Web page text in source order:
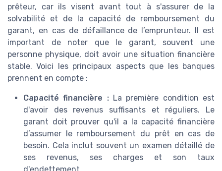
prêteur, car ils visent avant tout à s'assurer de la
solvabilité et de la capacité de remboursement du
garant, en cas de défaillance de l’emprunteur. Il est
important de noter que le garant, souvent une
personne physique, doit avoir une situation financière
stable. Voici les principaux aspects que les banques
prennent en compte :
Capacité financière :La première condition est
d'avoir des revenus suffisants et réguliers. Le
garant doit prouver qu'il a la capacité financière
d’assumer le remboursement du prêt en cas de
besoin. Cela inclut souvent un examen détaillé de
ses revenus, ses charges et son taux
d'endettement.